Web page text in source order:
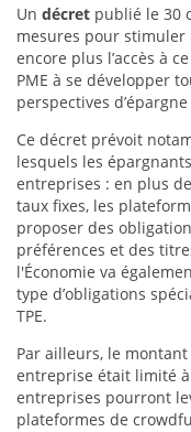
Un décret publié le 30
mesures pour
encore plus l’accès à
PME à se développer
perspectives
Ce décret prévoit
lesquels les
entreprises : en plus
taux fixes, les
proposer des
préférences et des
l'Économie va
type d’obligations
TPE.
Par ailleurs, le
entreprise était limité à
entreprises pourront
plateformes de